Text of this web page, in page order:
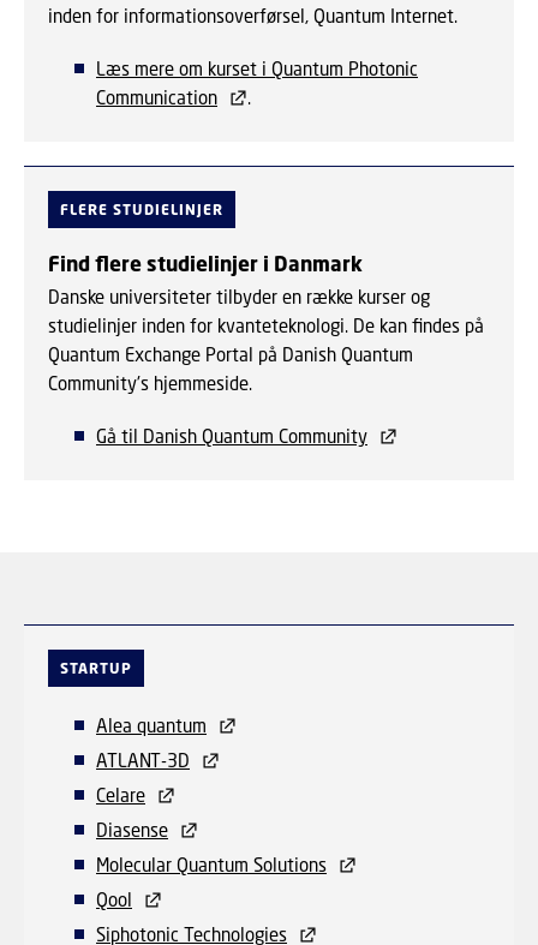
inden for informationsoverførsel, Quantum Internet.
Læs mere om kurset i Quantum Photonic
Communication
.
FLERE STUDIELINJER
Find flere studielinjer i Danmark
Danske universiteter tilbyder en række kurser og
studielinjer inden for kvanteteknologi. De kan findes på
Quantum Exchange Portal på Danish Quantum
Community's hjemmeside.
Gå til Danish Quantum Community
STARTUP
Alea quantum
ATLANT-3D
Celare
Diasense
Molecular Quantum Solutions
Qool
Siphotonic Technologies